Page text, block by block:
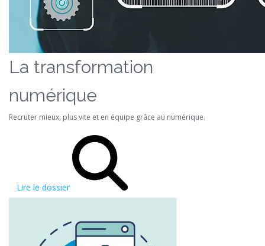
La transformation
numérique
Recruter mieux, plus vite et en équipe grâce au numérique.
Lire le dossier